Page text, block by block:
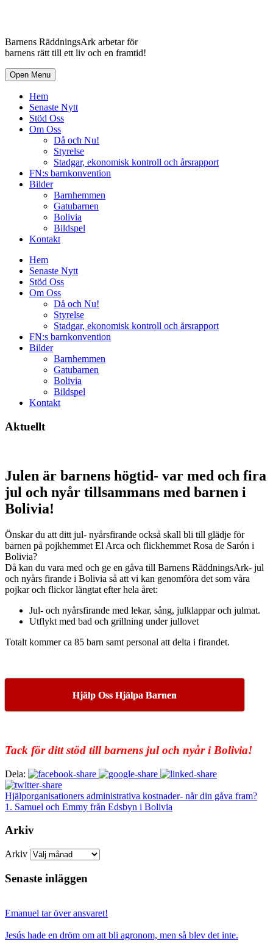
Barnens RäddningsArk arbetar för
barnens rätt till ett liv och en framtid!
Open Menu
Hem
Senaste Nytt
Stöd Oss
Om Oss
Då och Nu!
Styrelse
Stadgar, ekonomisk kontroll och årsrapport
FN:s barnkonvention
Bilder
Barnhemmen
Gatubarnen
Bolivia
Bildspel
Kontakt
Hem
Senaste Nytt
Stöd Oss
Om Oss
Då och Nu!
Styrelse
Stadgar, ekonomisk kontroll och årsrapport
FN:s barnkonvention
Bilder
Barnhemmen
Gatubarnen
Bolivia
Bildspel
Kontakt
Aktuellt
Julen är barnens högtid- var med och fira
jul och nyår tillsammans med barnen i
Bolivia!
Önskar du att ditt jul- nyårsfirande också skall bli till glädje för
barnen på pojkhemmet El Arca och flickhemmet Rosa de Sarón i
Bolivia?
Då kan du vara med och ge en gåva till Barnens RäddningsArk- jul
och nyårs firande i Bolivia så att vi kan genomföra det som våra
pojkar och flickor längtat efter hela året:
Jul- och nyårsfirande med lekar, sång, julklappar och julmat.
Utflykt med bad och grillning under jullovet
Totalt kommer ca 85 barn samt personal att delta i firandet.
Hjälp Oss Hjälpa Barnen
Tack för ditt stöd till barnens jul och nyår i Bolivia!
Dela:
Hjälporganisationers administrativa kostnader- når din gåva fram?
1. Samuel och Emmy från Edsbyn i Bolivia
Arkiv
Arkiv
Senaste inläggen
Emanuel tar över ansvaret!
Jesús hade en dröm om att bli agronom, men så blev det inte.